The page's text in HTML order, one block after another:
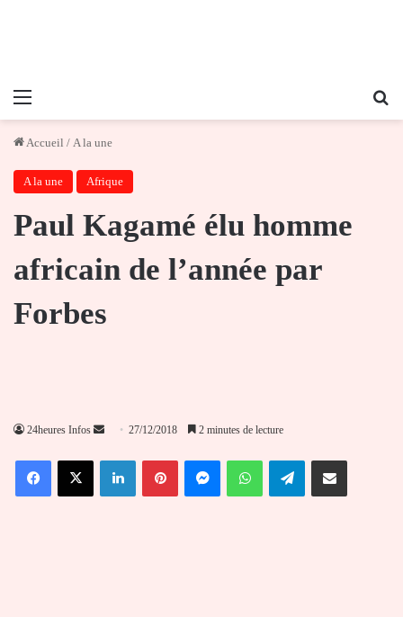
Menu
Accueil / A la une
A la une Afrique
Paul Kagamé élu homme
africain de l’année par
Forbes
24heures Infos
Envoyer
courriel
27/12/2018 2 minutes de lecture
FacebookX LinkedinPinterestMessengerWhatsAppTelegramPartager par email